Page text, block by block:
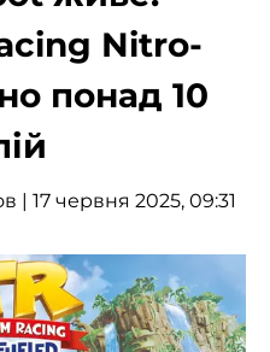
Nitro-
понад 10
| 17 червня 2025, 09:31